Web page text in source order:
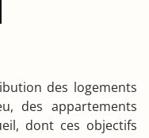
des logements
des appartements
dont ces objectifs